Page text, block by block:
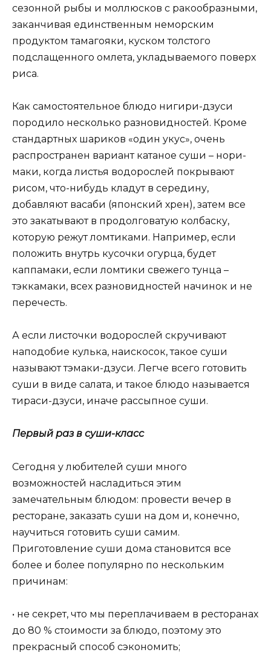
сезонной рыбы и моллюсков с ракообразными,
заканчивая единственным неморским
продуктом тамагояки, куском толстого
подслащенного омлета, укладываемого поверх
риса.
Как самостоятельное блюдо нигири-дзуси
породило несколько разновидностей. Кроме
стандартных шариков «один укус», очень
распространен вариант катаное суши – нори-
маки, когда листья водорослей покрывают
рисом, что-нибудь кладут в середину,
добавляют васаби (японский хрен), затем все
это закатывают в продолговатую колбаску,
которую режут ломтиками. Например, если
положить внутрь кусочки огурца, будет
каппамаки, если ломтики свежего тунца –
тэккамаки, всех разновидностей начинок и не
перечесть.
А если листочки водорослей скручивают
наподобие кулька, наискосок, такое суши
называют тэмаки-дзуси. Легче всего готовить
суши в виде салата, и такое блюдо называется
тираси-дзуси, иначе рассыпное суши.
Первый раз в суши-класс
Сегодня у любителей суши много
возможностей насладиться этим
замечательным блюдом: провести вечер в
ресторане, заказать суши на дом и, конечно,
научиться готовить суши самим.
Приготовление суши дома становится все
более и более популярно по нескольким
причинам:
• не секрет, что мы переплачиваем в ресторанах
до 80 % стоимости за блюдо, поэтому это
прекрасный способ сэкономить;